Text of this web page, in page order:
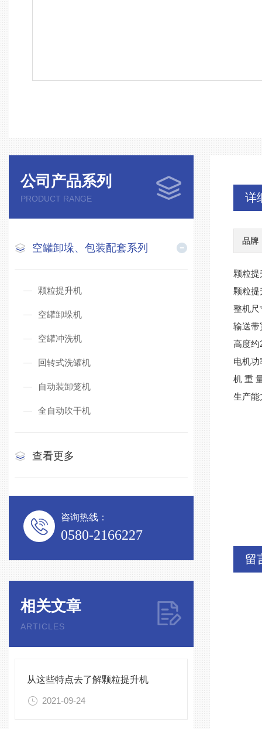
公司产品系列
PRODUCT RANGE
空罐卸垛、包装配套系列
颗粒提升机
空罐卸垛机
空罐冲洗机
回转式洗罐机
自动装卸笼机
全自动吹干机
查看更多
咨询热线：
0580-2166227
相关文章
ARTICLES
从这些特点去了解颗粒提升机
2021-09-24
详
品牌
颗粒提
颗粒提
整机尺
输送带
高度约
电机功
机 重
生产能
留